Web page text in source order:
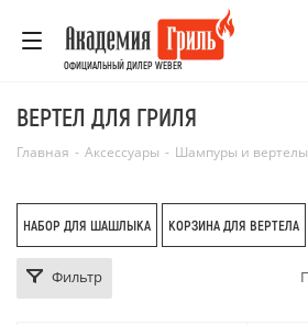
ОФИЦИАЛЬНЫЙ ДИЛЕР WEBER
ВЕРТЕЛ ДЛЯ ГРИЛЯ
Главная - Аксессуары - Шампуры и вертелы
НАБОР ДЛЯ ШАШЛЫКА КОРЗИНА ДЛЯ ВЕРТЕЛА
Фильтр